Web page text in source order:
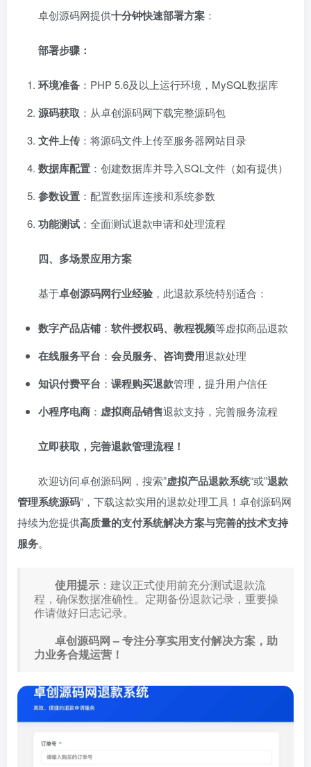
卓创源码网提供十分钟快速部署方案 ：
部署步骤：
环境准备 ：PHP 5.6及以上运行环境，MySQL数据库
源码获取 ：从卓创源码网下载完整源码包
文件上传 ：将源码文件上传至服务器网站目录
数据库配置 ：创建数据库并导入SQL文件（如有提供）
参数设置 ：配置数据库连接和系统参数
功能测试 ：全面测试退款申请和处理流程
四、多场景应用方案
基于卓创源码网行业经验，此退款系统特别适合：
数字产品店铺： 软件授权码、教程视频等虚拟商品退款
在线服务平台 ： 会员服务、咨询费用退款处理
知识付费平台 ： 课程购买退款管理，提升用户信任
小程序电商 ： 虚拟商品销售退款支持，完善服务流程
立即获取，完善退款管理流程！
欢迎访问卓创源码网，搜索”虚拟产品退款系统“或”退款
管理系统源码“，下载这款实用的退款处理工具！卓创源码网
持续为您提供高质量的支付系统解决方案与完善的技术支持
服务。
使用提示 ：建议正式使用前充分测试退款流
程，确保数据准确性。定期备份退款记录，重要操
作请做好日志记录。
卓创源码网 – 专注分享实用支付解决方案，助
力业务合规运营！